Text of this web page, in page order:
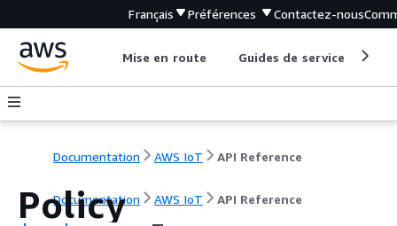
Français Préférences Contactez-nous
Mise en route Guides de service
Documentation AWS IoT API Reference
Documentation AWS IoT API Reference
Policy